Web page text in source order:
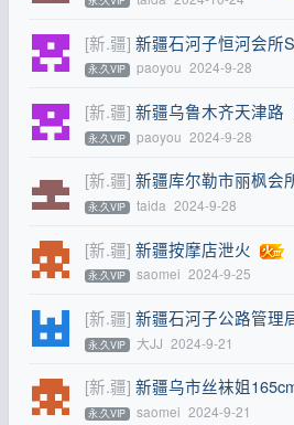
[新.疆] 新疆石河子恒河会所
永.久VIP paoyou 2024-9-28
[新.疆] 新疆乌鲁木齐天津路
永.久VIP paoyou 2024-9-28
[新.疆] 新疆库尔勒市丽枫会
永.久VIP taida 2024-9-28
[新.疆] 新疆按摩店泄火
永.久VIP saomei 2024-9-25
[新.疆] 新疆石河子公路管理
永.久VIP 大JJ 2024-9-21
[新.疆] 新疆乌市丝袜姐
永.久VIP saomei 2024-9-21